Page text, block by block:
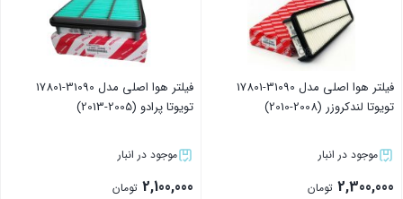
فیلتر هوا اصلی مدل 31090-17801
تویوتا لندکروزر (2008-2010)
موجود در انبار
2,300,000 تومان
فیلتر هوا اصلی مدل 31090-17801
تویوتا پرادو (2005-2013)
موجود در انبار
2,100,000 تومان